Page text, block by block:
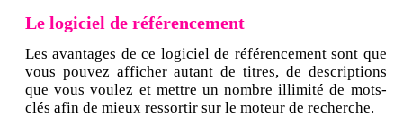
Le logiciel de référencement
Les avantages de ce logiciel de référencement sont que
vous pouvez afficher autant de titres, de descriptions
que vous voulez et mettre un nombre illimité de mots-
clés afin de mieux ressortir sur le moteur de recherche.